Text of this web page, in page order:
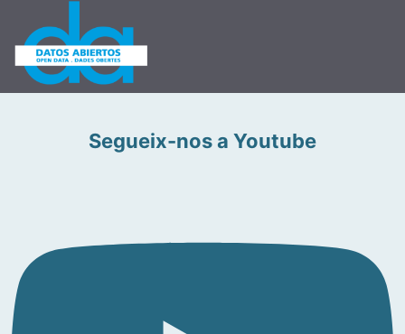
Segueix-nos a Youtube